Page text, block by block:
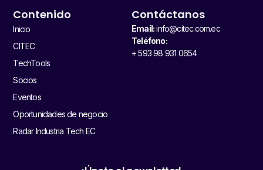
Contenido
Inicio
CITEC
TechTools
Socios
Eventos
Oportunidades de negocio
Radar Industria Tech EC
Contáctanos
Email:info@citec.com.ec
Teléfono:
+ 593 98 931 0654